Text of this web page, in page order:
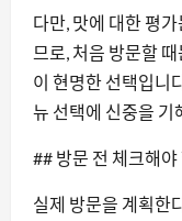
다만, 맛에 대한 평
므로, 처음 방문할
이 현명한 선택입니
뉴 선택에 신중을 기
## 방문 전 체크해야
실제 방문을 계획한